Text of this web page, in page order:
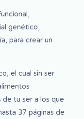
genético,
para crear un
el cual sin ser
tu ser a los que
37 páginas de